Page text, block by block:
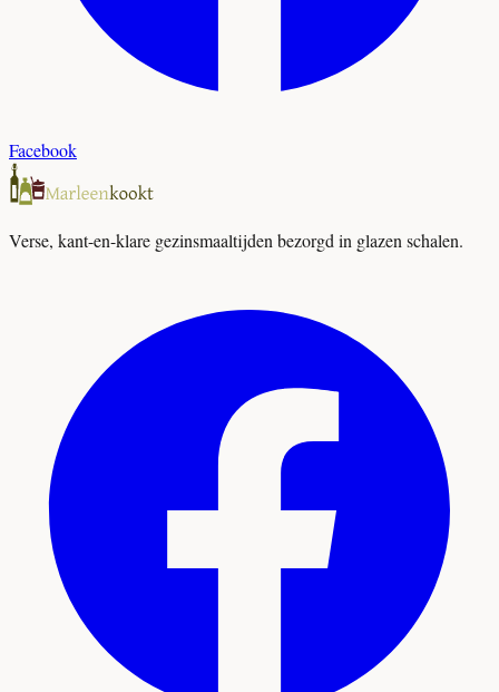
Facebook
Verse, kant-en-klare gezinsmaaltijden bezorgd in glazen schalen.